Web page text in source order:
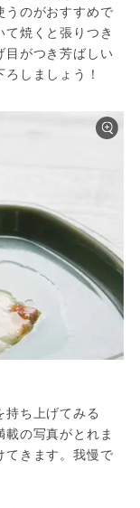
うのがおすすめで
焼くと張りつき
目がつき芳ばしい
しましょう！
ち上げてみる
の写真がとれま
きます。我慢で